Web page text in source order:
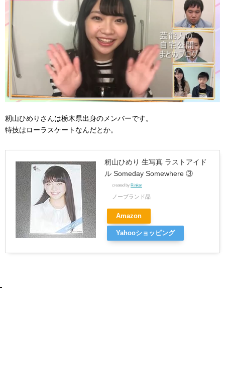
籾山ひめりさんは栃木県出身のメンバーです。
特技はローラスケートなんだとか。
籾山ひめり 生写真 ラストアイド
ル Someday Somewhere ③
created by Rinker
ノーブランド品
Amazon
Yahooショッピング